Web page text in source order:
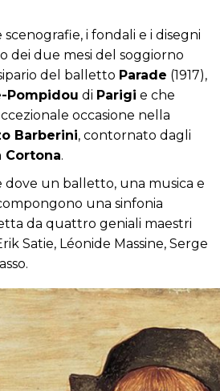
i fondali e i disegni
dei due mesi del soggiorno
del balletto Parade (1917),
Pompidou di Parigi e che
occasione nella
Barberini, contornato dagli
Cortona.
dove un balletto, una musica e
una sinfonia
da quattro geniali maestri
Satie, Léonide Massine, Serge